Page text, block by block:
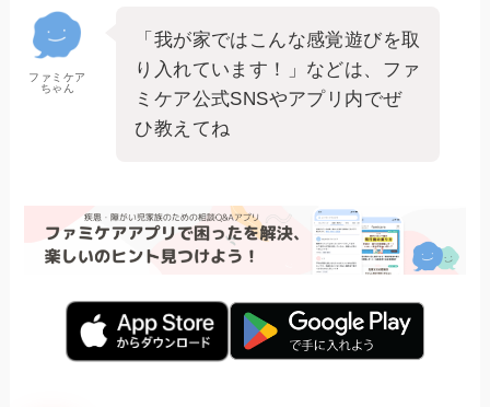
ファミケア
ちゃん
「我が家ではこんな感覚遊びを取
り入れています！」などは、ファ
ミケア公式SNSやアプリ内でぜ
ひ教えてね